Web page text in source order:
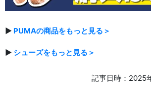
▶ PUMAの商品をもっと見る＞
▶ シューズをもっと見る＞
記事日時：2025